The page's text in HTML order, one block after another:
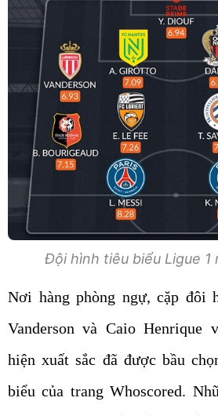
Đội hình tiêu biểu Ligue 1
Nơi hàng phòng ngự, cặp đôi
Vanderson và Caio Henrique
hiện xuất sắc đã được bầu
biểu của trang Whoscored.